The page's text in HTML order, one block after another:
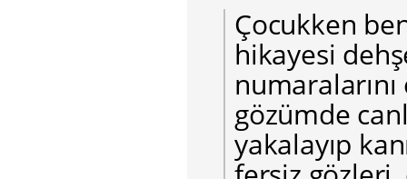
Çocukken
hikayesi
gözümde
yakalayıp